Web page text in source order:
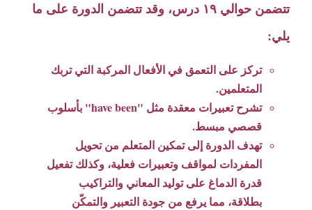
تتضمن حوالي ١٩ درس، وقد تتضمن الدورة على ما
يلي:
تركز على التعمق في الأفعال المركبة التي تربك
المتعلمين.
تشرح تعبيرات معقدة مثل "have been" بأسلوب
قصصي مبسط.
تهدف الدورة إلى تمكين المتعلم من تحويل
المفردات لمواقف وتعبيرات فعلية، وكذلك تفعيل
قدرة الدماغ على توليد المعاني والتراكيب
بطلاقة، مما يرفع من جودة التعبير والتمكّن